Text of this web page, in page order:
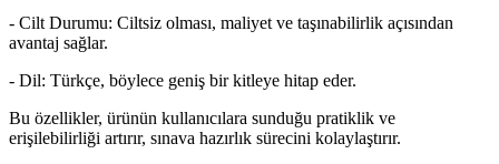
- Cilt Durumu: Ciltsiz olması, maliyet ve taşınabilirlik açısından
avantaj sağlar.
- Dil: Türkçe, böylece geniş bir kitleye hitap eder.
Bu özellikler, ürünün kullanıcılara sunduğu pratiklik ve
erişilebilirliği artırır, sınava hazırlık sürecini kolaylaştırır.